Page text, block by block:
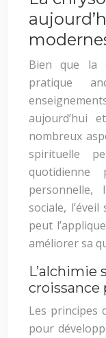
Bien que la
pratique
aujourd’hui
nombreux
spirituelle
quotidienne
personnelle,
sociale,
peut
améliorer sa
L’alchimie
croissance
Les principes
pour